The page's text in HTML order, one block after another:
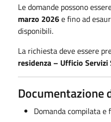
Le domande possono
marzo 2026e fino ad
disponibili.
La richiesta deve essere
residenza – Ufficio Servizi
Documentazione
Domanda compilata e